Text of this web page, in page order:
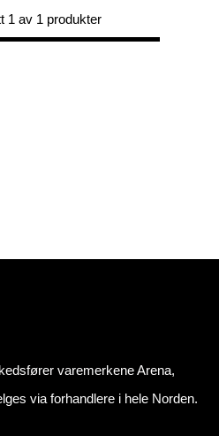
1 av 1 produkter
varemerkene Arena,
via forhandlere i hele Norden.